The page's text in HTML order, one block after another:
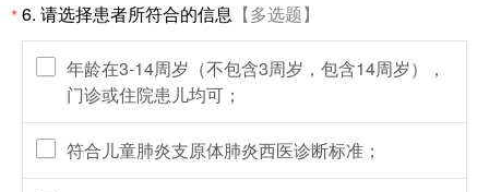
*6. 请选择患者所符合的信息 【多选题】
年龄在3-14周岁（不包含3周岁，包含14周岁），
门诊或住院患儿均可；
符合儿童肺炎支原体肺炎西医诊断标准；